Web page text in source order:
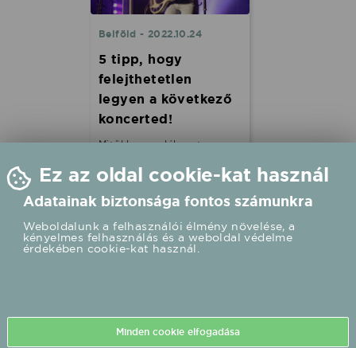
Belföld - 2022.10.24
5 tipp, hogy
felejthetetlen
legyen a következő
koncerted!
Mitől lesz emlékezetes egy
a látványos előadásmód
abban rejlik, hogy vannak
elemek, amelyekre érdemes
figyelni, ha felejthetetlenné
különböző színpadi
kellékek, a vetítések, a
befejezés és a ráadás…
Ez az oldal cookie-kat használ
Adatainak biztonsága fontos számunkra
Weboldalunk a felhasználói élmény növelése, a
kényelmes felhasználás és a weboldal védelme
érdekében cookie-kat használ.
Minden cookie elfogadása